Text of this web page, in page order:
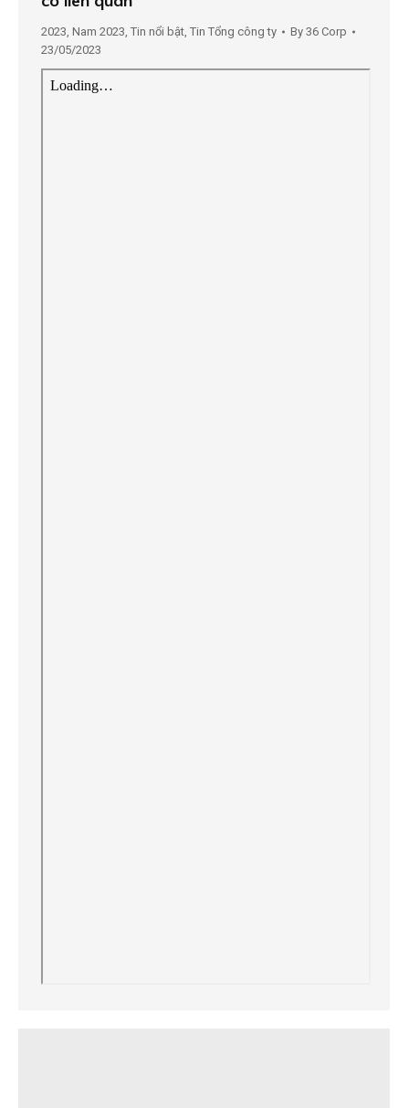
2023, Nam 2023, Tin nổi bật, Tin Tổng công ty By 36 Corp
23/05/2023